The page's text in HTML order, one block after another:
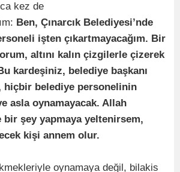
kez de
Ben, Çınarcık Belediyesi’nde
işten çıkartmayacağım. Bir
altını kalın çizgilerle çizerek
kardeşiniz, belediye başkanı
hiçbir belediye personelinin
asla oynamayacak. Allah
bir şey yapmaya yeltenirsem,
kişi annem olur.
oynamaya değil, bilakis